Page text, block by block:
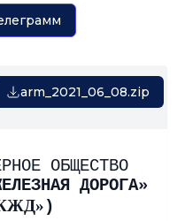
arm_2021_06_08.zip
ОБЩЕСТВО
ДОРОГА»
)